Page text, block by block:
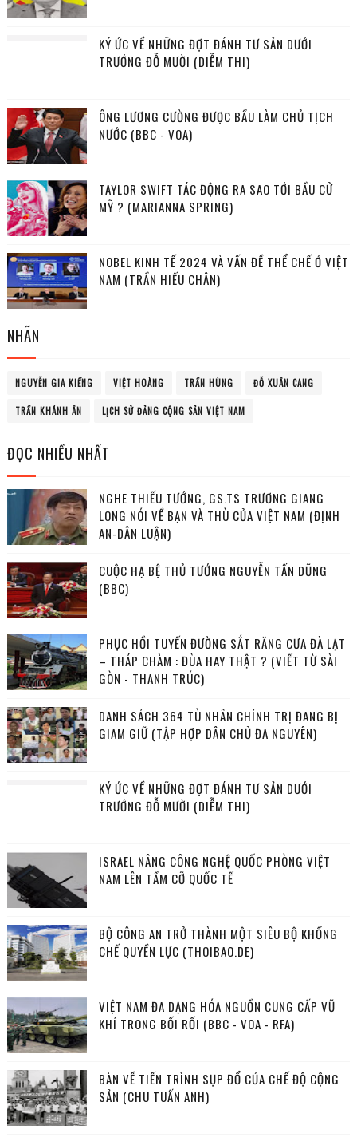
KÝ ỨC VỀ NHỮNG ĐỢT ĐÁNH TƯ SẢN DƯỚI
TRƯỚNG ĐỖ MƯỜI (DIỄM THI)
ÔNG LƯƠNG CƯỜNG ĐƯỢC BẦU LÀM CHỦ TỊCH
NƯỚC (BBC - VOA)
TAYLOR SWIFT TÁC ĐỘNG RA SAO TỚI BẦU CỬ
MỸ ? (MARIANNA SPRING)
NOBEL KINH TẾ 2024 VÀ VẤN ĐỀ THỂ CHẾ Ở VIỆT
NAM (TRẦN HIẾU CHÂN)
NHÃN
NGUYỄN GIA KIỂNG VIỆT HOÀNG TRẦN HÙNG ĐỖ XUÂN CANG
TRẦN KHÁNH ÂN LỊCH SỬ ĐẢNG CỘNG SẢN VIỆT NAM
ĐỌC NHIỀU NHẤT
NGHE THIẾU TƯỚNG, GS.TS TRƯƠNG GIANG
LONG NÓI VỀ BẠN VÀ THÙ CỦA VIỆT NAM (ĐỊNH
AN-DÂN LUẬN)
CUỘC HẠ BỆ THỦ TƯỚNG NGUYỄN TẤN DŨNG
(BBC)
PHỤC HỒI TUYẾN ĐƯỜNG SẮT RĂNG CƯA ĐÀ LẠT
– THÁP CHÀM : ĐÙA HAY THẬT ? (VIẾT TỪ SÀI
GÒN - THANH TRÚC)
DANH SÁCH 364 TÙ NHÂN CHÍNH TRỊ ĐANG BỊ
GIAM GIỮ (TẬP HỢP DÂN CHỦ ĐA NGUYÊN)
KÝ ỨC VỀ NHỮNG ĐỢT ĐÁNH TƯ SẢN DƯỚI
TRƯỚNG ĐỖ MƯỜI (DIỄM THI)
ISRAEL NÂNG CÔNG NGHỆ QUỐC PHÒNG VIỆT
NAM LÊN TẦM CỠ QUỐC TẾ
BỘ CÔNG AN TRỞ THÀNH MỘT SIÊU BỘ KHỐNG
CHẾ QUYỀN LỰC (THOIBAO.DE)
VIỆT NAM ĐA DẠNG HÓA NGUỒN CUNG CẤP VŨ
KHÍ TRONG BỐI RỐI (BBC - VOA - RFA)
BÀN VỀ TIẾN TRÌNH SỤP ĐỔ CỦA CHẾ ĐỘ CỘNG
SẢN (CHU TUẤN ANH)